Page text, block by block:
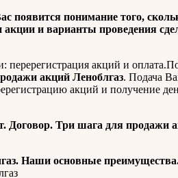
появится понимание того,
и варианты проведения
перерегистрация акций и
акций Леноблгаз. Подача
акций и получение
Договор. Три шага для продажи
Наши основные